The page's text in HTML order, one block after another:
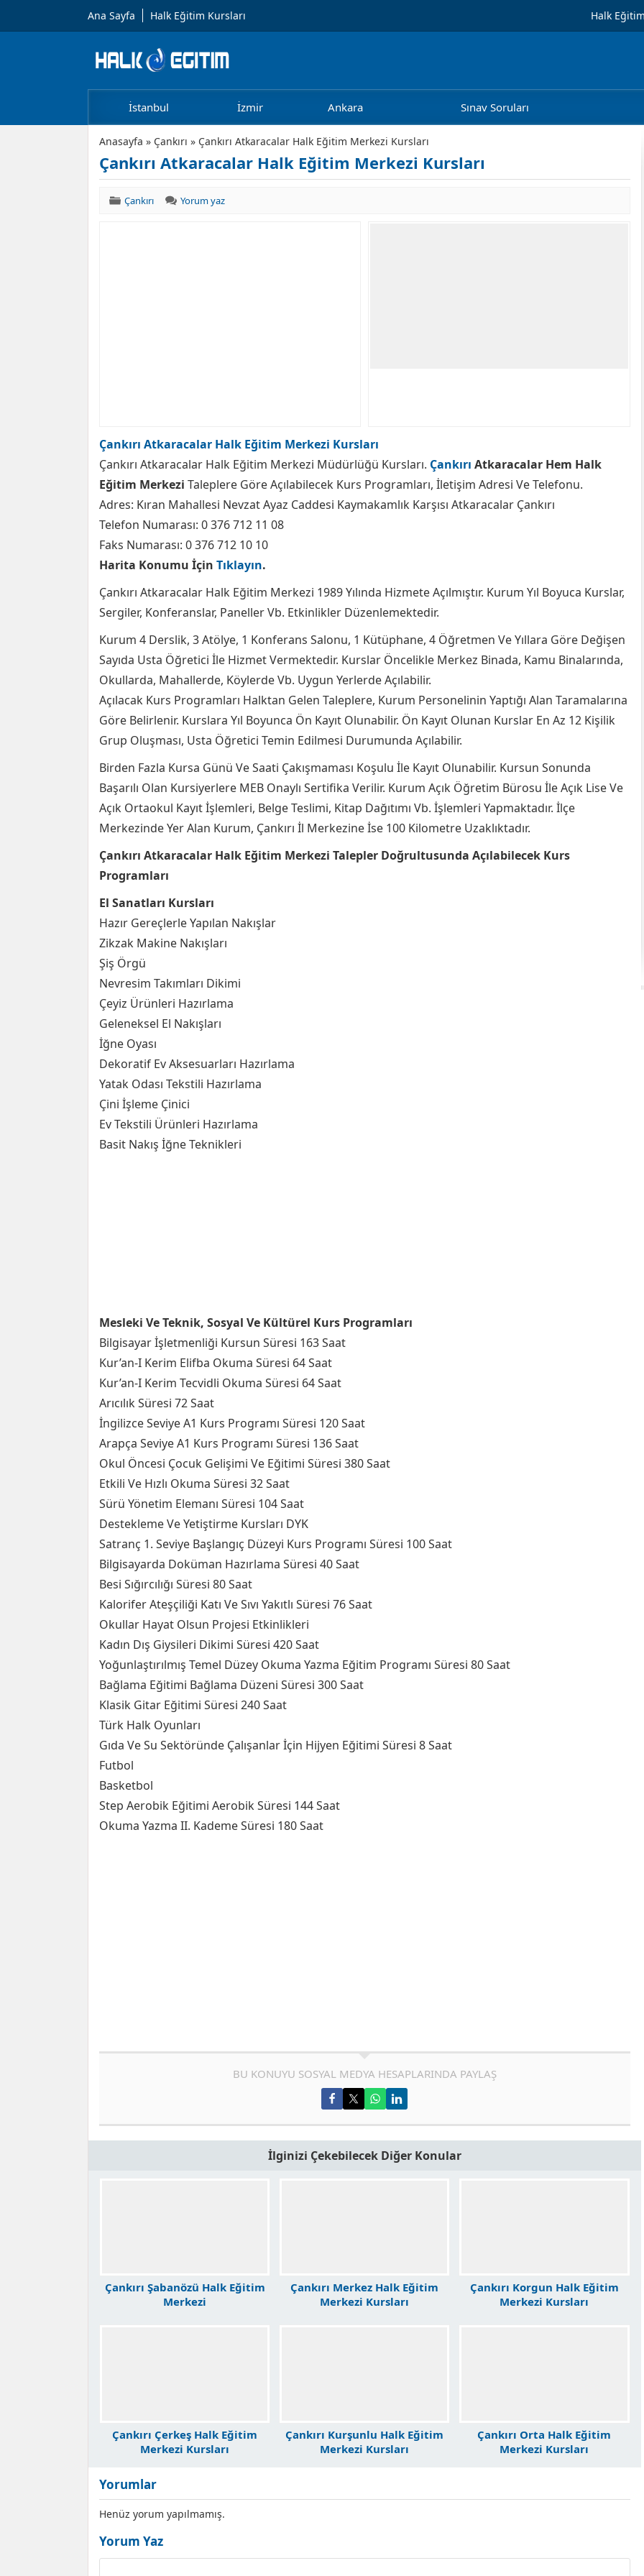
Ana Sayfa Halk Eğitim Kursları Halk
İstanbul İzmir Ankara Sınav Soruları
Anasayfa » Çankırı » Çankırı Atkaracalar Halk Eğitim Merkezi Kursları
Çankırı Atkaracalar Halk Eğitim Merkezi Kursları
Çankırı Yorum yaz
Çankırı Atkaracalar Halk Eğitim Merkezi Kursları
Çankırı Atkaracalar Halk Eğitim Merkezi Müdürlüğü Kursları. Çankırı Atkaracalar Hem Halk
Eğitim Merkezi Taleplere Göre Açılabilecek Kurs Programları, İletişim Adresi Ve Telefonu.
Adres: Kıran Mahallesi Nevzat Ayaz Caddesi Kaymakamlık Karşısı Atkaracalar Çankırı
Telefon Numarası: 0 376 712 11 08
Faks Numarası: 0 376 712 10 10
Harita Konumu İçin Tıklayın.
Çankırı Atkaracalar Halk Eğitim Merkezi 1989 Yılında Hizmete Açılmıştır. Kurum Yıl Boyuca Kurslar,
Sergiler, Konferanslar, Paneller Vb. Etkinlikler Düzenlemektedir.
Kurum 4 Derslik, 3 Atölye, 1 Konferans Salonu, 1 Kütüphane, 4 Öğretmen Ve Yıllara Göre Değişen
Sayıda Usta Öğretici İle Hizmet Vermektedir. Kurslar Öncelikle Merkez Binada, Kamu Binalarında,
Okullarda, Mahallerde, Köylerde Vb. Uygun Yerlerde Açılabilir.
Açılacak Kurs Programları Halktan Gelen Taleplere, Kurum Personelinin Yaptığı Alan Taramalarına
Göre Belirlenir. Kurslara Yıl Boyunca Ön Kayıt Olunabilir. Ön Kayıt Olunan Kurslar En Az 12 Kişilik
Grup Oluşması, Usta Öğretici Temin Edilmesi Durumunda Açılabilir.
Birden Fazla Kursa Günü Ve Saati Çakışmaması Koşulu İle Kayıt Olunabilir. Kursun Sonunda
Başarılı Olan Kursiyerlere MEB Onaylı Sertifika Verilir. Kurum Açık Öğretim Bürosu İle Açık Lise Ve
Açık Ortaokul Kayıt İşlemleri, Belge Teslimi, Kitap Dağıtımı Vb. İşlemleri Yapmaktadır. İlçe
Merkezinde Yer Alan Kurum, Çankırı İl Merkezine İse 100 Kilometre Uzaklıktadır.
Çankırı Atkaracalar Halk Eğitim Merkezi Talepler Doğrultusunda Açılabilecek Kurs
Programları
El Sanatları Kursları
Hazır Gereçlerle Yapılan Nakışlar
Zikzak Makine Nakışları
Şiş Örgü
Nevresim Takımları Dikimi
Çeyiz Ürünleri Hazırlama
Geleneksel El Nakışları
İğne Oyası
Dekoratif Ev Aksesuarları Hazırlama
Yatak Odası Tekstili Hazırlama
Çini İşleme Çinici
Ev Tekstili Ürünleri Hazırlama
Basit Nakış İğne Teknikleri
Mesleki Ve Teknik, Sosyal Ve Kültürel Kurs Programları
Bilgisayar İşletmenliği Kursun Süresi 163 Saat
Kur’an-I Kerim Elifba Okuma Süresi 64 Saat
Kur’an-I Kerim Tecvidli Okuma Süresi 64 Saat
Arıcılık Süresi 72 Saat
İngilizce Seviye A1 Kurs Programı Süresi 120 Saat
Arapça Seviye A1 Kurs Programı Süresi 136 Saat
Okul Öncesi Çocuk Gelişimi Ve Eğitimi Süresi 380 Saat
Etkili Ve Hızlı Okuma Süresi 32 Saat
Sürü Yönetim Elemanı Süresi 104 Saat
Destekleme Ve Yetiştirme Kursları DYK
Satranç 1. Seviye Başlangıç Düzeyi Kurs Programı Süresi 100 Saat
Bilgisayarda Doküman Hazırlama Süresi 40 Saat
Besi Sığırcılığı Süresi 80 Saat
Kalorifer Ateşçiliği Katı Ve Sıvı Yakıtlı Süresi 76 Saat
Okullar Hayat Olsun Projesi Etkinlikleri
Kadın Dış Giysileri Dikimi Süresi 420 Saat
Yoğunlaştırılmış Temel Düzey Okuma Yazma Eğitim Programı Süresi 80 Saat
Bağlama Eğitimi Bağlama Düzeni Süresi 300 Saat
Klasik Gitar Eğitimi Süresi 240 Saat
Türk Halk Oyunları
Gıda Ve Su Sektöründe Çalışanlar İçin Hijyen Eğitimi Süresi 8 Saat
Futbol
Basketbol
Step Aerobik Eğitimi Aerobik Süresi 144 Saat
Okuma Yazma II. Kademe Süresi 180 Saat
BU KONUYU SOSYAL MEDYA HESAPLARINDA PAYLAŞ
İlginizi Çekebilecek Diğer Konular
Çankırı Şabanözü Halk Eğitim
Merkezi
Çankırı Merkez Halk Eğitim
Merkezi Kursları
Çankırı Korgun Halk Eğitim
Merkezi Kursları
Çankırı Çerkeş Halk Eğitim
Merkezi Kursları
Çankırı Kurşunlu Halk Eğitim
Merkezi Kursları
Çankırı Orta Halk Eğitim
Merkezi Kursları
Yorumlar
Henüz yorum yapılmamış.
Yorum Yaz